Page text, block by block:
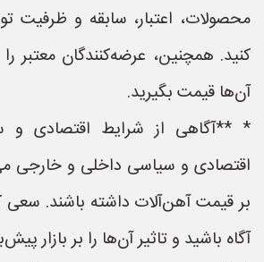
محصولات، اعتبار، سابقه و ظرفیت
کنید. همچنین، عرضه‌کنندگان معتبر
آن‌ها قیمت بگیرید.
* **آگاهی از شرایط اقتصادی و
اقتصادی و سیاسی داخلی و خارجی
بر قیمت آهن‌آلات داشته باشند. سعی
آگاه باشید و تاثیر آن‌ها را بر بازار